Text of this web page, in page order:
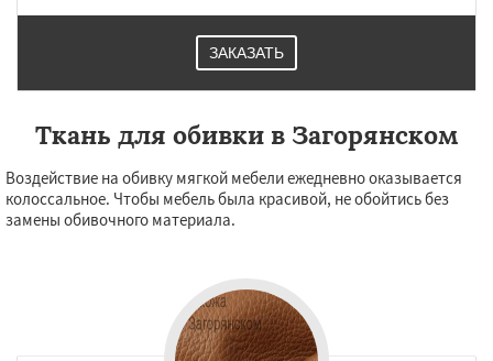
ЗАКАЗАТЬ
Ткань для обивки в Загорянском
Воздействие на обивку мягкой мебели ежедневно оказывается
колоссальное. Чтобы мебель была красивой, не обойтись без
замены обивочного материала.